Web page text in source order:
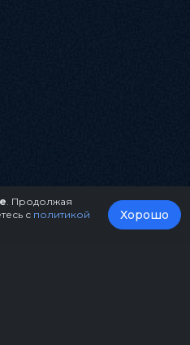
. Продолжая
с политикой
Хорошо